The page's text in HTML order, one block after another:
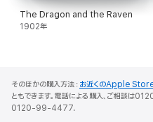
The Dragon and the Raven
1902年
そのほかの購入方法： お近くのApple
ともできます。電話による購入、ご相談
0120-99-4477.